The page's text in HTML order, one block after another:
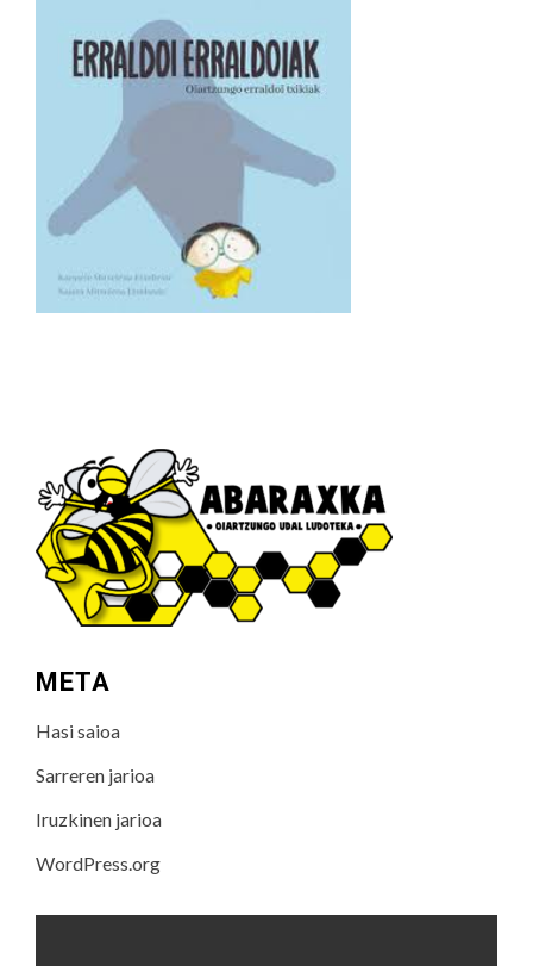
META
Hasi saioa
Sarreren jarioa
Iruzkinen jarioa
WordPress.org